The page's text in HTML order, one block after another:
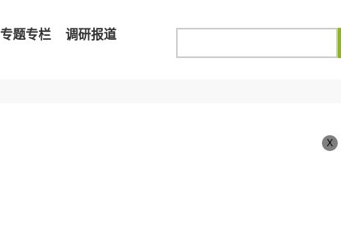
专题专栏 调研报道
X